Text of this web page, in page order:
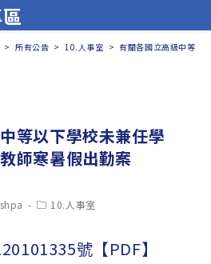
> 所有公告 > 10.人事室 > 有關各國立高級中等以
等以下學校未兼任學
師寒暑假出勤案
Post10.人事室
號【PDF】